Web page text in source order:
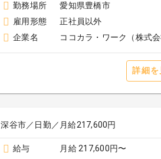
勤務場所
愛知県豊橋市
雇用形態
正社員以外
企業名
ココカラ・ワーク（株式
詳細を
深谷市／日勤／月給217,600円
給与
月給 217,600円〜